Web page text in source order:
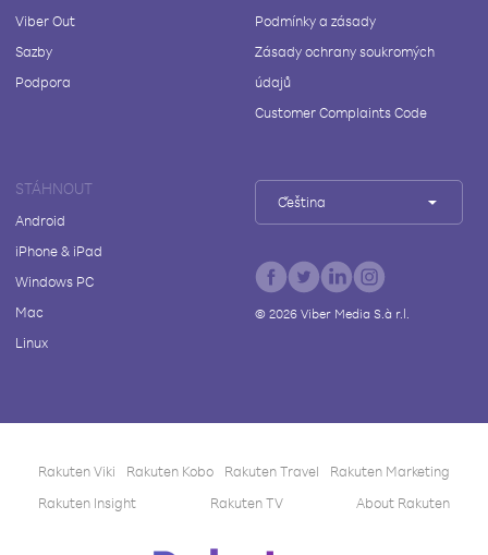
Viber Out
Sazby
Podpora
Podmínky a zásady
Zásady ochrany soukromých
údajů
Customer Complaints Code
STÁHNOUT
Android
iPhone & iPad
Windows PC
Mac
Linux
Čeština
© 2026Viber Media S.à r.l.
Rakuten Viki Rakuten Kobo Rakuten Travel
Rakuten Marketing
Rakuten Insight
Rakuten TV About Rakuten